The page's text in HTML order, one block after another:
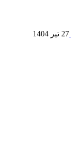
27 تیر 1404